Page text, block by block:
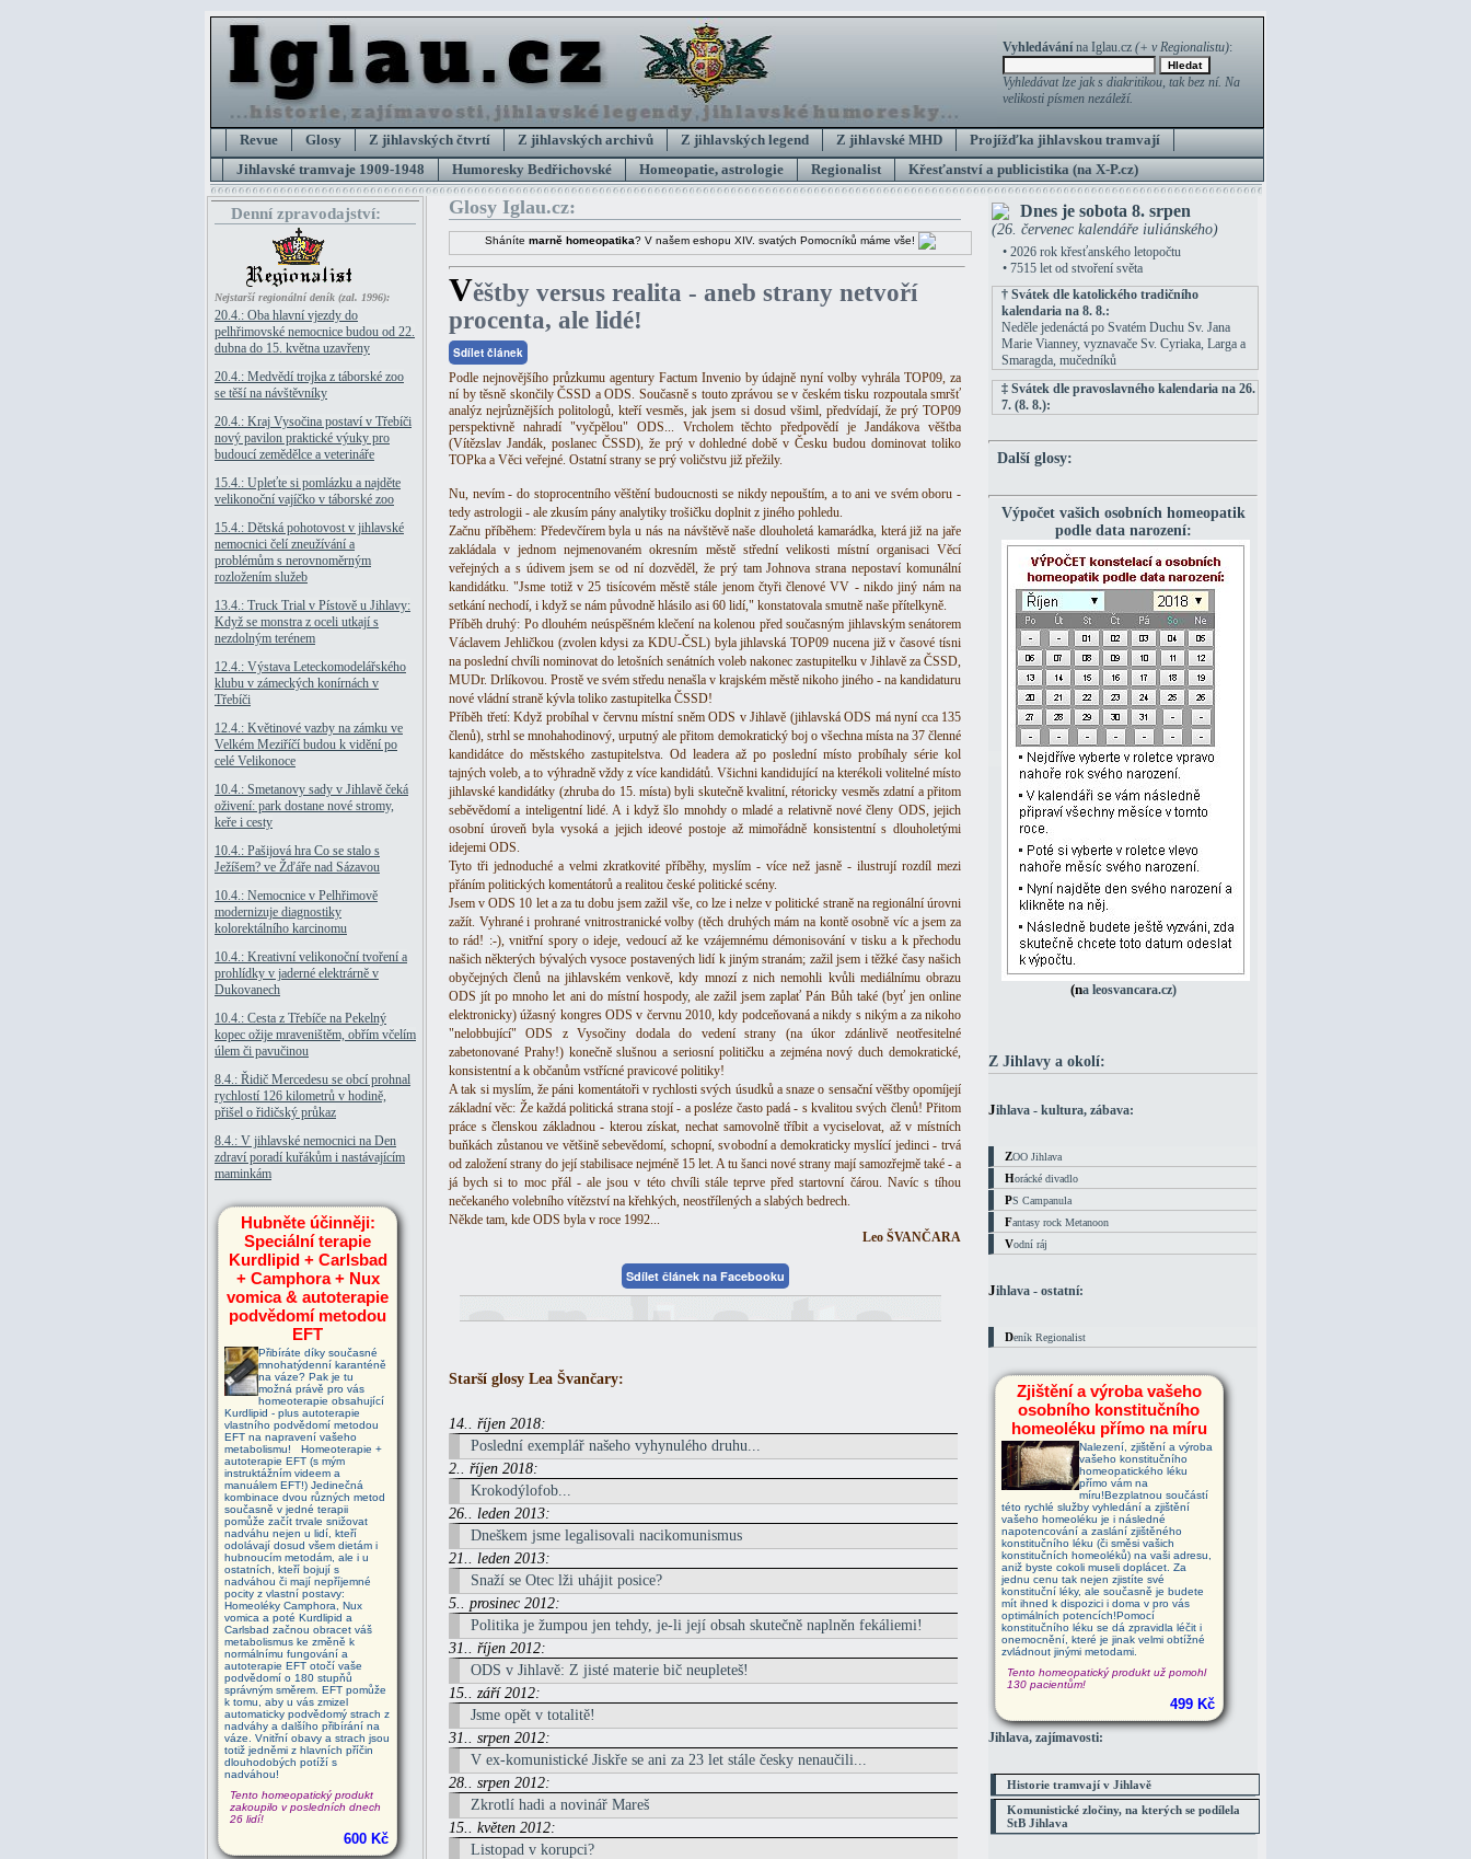
Vyhledávánína Iglau.cz (+ v Regionalistu):
Vyhledávat lze jak s diakritikou, tak bez ní. Na
velikosti písmen nezáleží.
Revue Glosy Z jihlavských čtvrtí Z jihlavských archivů Z jihlavských legend Z jihlavské MHD
Projížďka jihlavskou tramvají
Jihlavské tramvaje 1909-1948
Humoresky Bedřichovské Homeopatie, astrologie Regionalist Křesťanství a publicistika (na X-P.cz)
Denní zpravodajství:
Nejstarší regionální deník (zal. 1996):
20.4.: Oba hlavní vjezdy do
pelhřimovské nemocnice budou od 22.
dubna do 15. května uzavřeny
20.4.: Medvědí trojka z táborské zoo
se těší na návštěvníky
20.4.: Kraj Vysočina postaví v Třebíči
nový pavilon praktické výuky pro
budoucí zemědělce a veterináře
15.4.: Upleťte si pomlázku a najděte
velikonoční vajíčko v táborské zoo
15.4.: Dětská pohotovost v jihlavské
nemocnici čelí zneužívání a
problémům s nerovnoměrným
rozložením služeb
13.4.: Truck Trial v Pístově u Jihlavy:
Když se monstra z oceli utkají s
nezdolným terénem
12.4.: Výstava Leteckomodelářského
klubu v zámeckých konírnách v
Třebíči
12.4.: Květinové vazby na zámku ve
Velkém Meziříčí budou k vidění po
celé Velikonoce
10.4.: Smetanovy sady v Jihlavě čeká
oživení: park dostane nové stromy,
keře i cesty
10.4.: Pašijová hra Co se stalo s
Ježíšem? ve Žďáře nad Sázavou
10.4.: Nemocnice v Pelhřimově
modernizuje diagnostiky
kolorektálního karcinomu
10.4.: Kreativní velikonoční tvoření a
prohlídky v jaderné elektrárně v
Dukovanech
10.4.: Cesta z Třebíče na Pekelný
kopec ožije mraveništěm, obřím včelím
úlem či pavučinou
8.4.: Řidič Mercedesu se obcí prohnal
rychlostí 126 kilometrů v hodině,
přišel o řidičský průkaz
8.4.: V jihlavské nemocnici na Den
zdraví poradí kuřákům i nastávajícím
maminkám
Hubněte účinněji:
Speciální terapie
Kurdlipid + Carlsbad
+ Camphora + Nux
vomica & autoterapie
podvědomí metodou
EFT
Přibíráte díky současné
mnohatýdenní karanténě
na váze? Pak je tu
možná právě pro vás
homeoterapie obsahující
Kurdlipid - plus autoterapie
vlastního podvědomí metodou
EFT na napravení vašeho
metabolismu! Homeoterapie +
autoterapie EFT (s mým
instruktážním videem a
manuálem EFT!) Jedinečná
kombinace dvou různých metod
současně v jedné terapii
pomůže začít trvale snižovat
nadváhu nejen u lidí, kteří
odolávají dosud všem dietám i
hubnoucím metodám, ale i u
ostatních, kteří bojují s
nadváhou či mají nepříjemné
pocity z vlastní postavy:
Homeoléky Camphora, Nux
vomica a poté Kurdlipid a
Carlsbad začnou obracet váš
metabolismus ke změně k
normálnímu fungování a
autoterapie EFT otočí vaše
podvědomí o 180 stupňů
správným směrem. EFT pomůže
k tomu, aby u vás zmizel
automaticky podvědomý strach z
nadváhy a dalšího přibírání na
váze. Vnitřní obavy a strach jsou
totiž jedněmi z hlavních příčin
dlouhodobých potíží s
nadváhou!
Tento homeopatický produkt
zakoupilo v posledních dnech
26 lidí!
600 Kč
Glosy Iglau.cz:
Sháníte marně homeopatika? V našem eshopu XIV. svatých Pomocníků máme vše!
Věštby versus realita - aneb strany netvoří
procenta, ale lidé!
Sdílet článek
Podle nejnovějšího průzkumu agentury Factum Invenio by údajně nyní volby vyhrála TOP09, za
ní by těsně skončily ČSSD a ODS. Současně s touto zprávou se v českém tisku rozpoutala smršť
analýz nejrůznějších politologů, kteří vesměs, jak jsem si dosud všiml, předvídají, že prý TOP09
perspektivně nahradí "vyčpělou" ODS... Vrcholem těchto předpovědí je Jandákova věštba
(Vítězslav Jandák, poslanec ČSSD), že prý v dohledné době v Česku budou dominovat toliko
TOPka a Věci veřejné. Ostatní strany se prý voličstvu již přežily.
Nu, nevím - do stoprocentního věštění budoucnosti se nikdy nepouštím, a to ani ve svém oboru -
tedy astrologii - ale zkusím pány analytiky trošičku doplnit z jiného pohledu.
Začnu příběhem: Předevčírem byla u nás na návštěvě naše dlouholetá kamarádka, která již na jaře
zakládala v jednom nejmenovaném okresním městě střední velikosti místní organisaci Věcí
veřejných a s údivem jsem se od ní dozvěděl, že prý tam Johnova strana nepostaví komunální
kandidátku. "Jsme totiž v 25 tisícovém městě stále jenom čtyři členové VV - nikdo jiný nám na
setkání nechodí, i když se nám původně hlásilo asi 60 lidí," konstatovala smutně naše přítelkyně.
Příběh druhý: Po dlouhém neúspěšném klečení na kolenou před současným jihlavským senátorem
Václavem Jehličkou (zvolen kdysi za KDU-ČSL) byla jihlavská TOP09 nucena již v časové tísni
na poslední chvíli nominovat do letošních senátních voleb nakonec zastupitelku v Jihlavě za ČSSD,
MUDr. Drlíkovou. Prostě ve svém středu nenašla v krajském městě nikoho jiného - na kandidaturu
nové vládní straně kývla toliko zastupitelka ČSSD!
Příběh třetí: Když probíhal v červnu místní sněm ODS v Jihlavě (jihlavská ODS má nyní cca 135
členů), strhl se mnohahodinový, urputný ale přitom demokratický boj o všechna místa na 37 členné
kandidátce do městského zastupitelstva. Od leadera až po poslední místo probíhaly série kol
tajných voleb, a to výhradně vždy z více kandidátů. Všichni kandidující na kterékoli volitelné místo
jihlavské kandidátky (zhruba do 15. místa) byli skutečně kvalitní, rétoricky vesměs zdatní a přitom
seběvědomí a inteligentní lidé. A i když šlo mnohdy o mladé a relativně nové členy ODS, jejich
osobní úroveň byla vysoká a jejich ideové postoje až mimořádně konsistentní s dlouholetými
idejemi ODS.
Tyto tři jednoduché a velmi zkratkovité příběhy, myslím - více než jasně - ilustrují rozdíl mezi
přáním politických komentátorů a realitou české politické scény.
Jsem v ODS 10 let a za tu dobu jsem zažil vše, co lze i nelze v politické straně na regionální úrovni
zažít. Vyhrané i prohrané vnitrostranické volby (těch druhých mám na kontě osobně víc a jsem za
to rád! :-), vnitřní spory o ideje, vedoucí až ke vzájemnému démonisování v tisku a k přechodu
našich některých bývalých vysoce postavených lidí k jiným stranám; zažil jsem i těžké časy našich
obyčejných členů na jihlavském venkově, kdy mnozí z nich nemohli kvůli mediálnímu obrazu
ODS jít po mnoho let ani do místní hospody, ale zažil jsem zaplať Pán Bůh také (byť jen online
elektronicky) úžasný kongres ODS v červnu 2010, kdy podceňovaná a nikdy s nikým a za nikoho
"nelobbující" ODS z Vysočiny dodala do vedení strany (na úkor zdánlivě neotřesitelné
zabetonované Prahy!) konečně slušnou a seriosní političku a zejména nový duch demokratické,
konsistentní a k občanům vstřícné pravicové politiky!
A tak si myslím, že páni komentátoři v rychlosti svých úsudků a snaze o sensační věštby opomíjejí
základní věc: Že každá politická strana stojí - a posléze často padá - s kvalitou svých členů! Přitom
práce s členskou základnou - kterou získat, nechat samovolně tříbit a vyciselovat, až v místních
buňkách zůstanou ve většině sebevědomí, schopní, svobodní a demokraticky myslící jedinci - trvá
od založení strany do její stabilisace nejméně 15 let. A tu šanci nové strany mají samozřejmě také - a
já bych si to moc přál - ale jsou v této chvíli stále teprve před startovní čárou. Navíc s tíhou
nečekaného volebního vítězství na křehkých, neostřílených a slabých bedrech.
Někde tam, kde ODS byla v roce 1992...
Leo ŠVANČARA
Sdílet článek na Facebooku
Starší glosy Lea Švančary:
14.. říjen 2018:
Poslední exemplář našeho vyhynulého druhu...
2.. říjen 2018:
Krokodýlofob...
26.. leden 2013:
Dneškem jsme legalisovali nacikomunismus
21.. leden 2013:
Snaží se Otec lži uhájit posice?
5.. prosinec 2012:
Politika je žumpou jen tehdy, je-li její obsah skutečně naplněn fekáliemi!
31.. říjen 2012:
ODS v Jihlavě: Z jisté materie bič neupleteš!
15.. září 2012:
Jsme opět v totalitě!
31.. srpen 2012:
V ex-komunistické Jiskře se ani za 23 let stále česky nenaučili...
28.. srpen 2012:
Zkrotlí hadi a novinář Mareš
15.. květen 2012:
Listopad v korupci?
Dnes je sobota 8. srpen
(26. červenec kalendáře iuliánského)
• 2026 rok křesťanského letopočtu
• 7515 let od stvoření světa
† Svátek dle katolického tradičního
kalendaria na 8. 8.:
Neděle jedenáctá po Svatém Duchu Sv. Jana
Marie Vianney, vyznavače Sv. Cyriaka, Larga a
Smaragda, mučedníků
‡ Svátek dle pravoslavného kalendaria na 26.
7. (8. 8.):
Další glosy:
Výpočet vašich osobních homeopatik
podle data narození:
(na leosvancara.cz)
Z Jihlavy a okolí:
Jihlava - kultura, zábava:
ZOO Jihlava
Horácké divadlo
PS Campanula
Fantasy rock Metanoon
Vodní ráj
Jihlava - ostatní:
Deník Regionalist
Zjištění a výroba vašeho
osobního konstitučního
homeoléku přímo na míru
Nalezení, zjištění a výroba
vašeho konstitučního
homeopatického léku
přímo vám na
míru!Bezplatnou součástí
této rychlé služby vyhledání a zjištění
vašeho homeoléku je i následné
napotencování a zaslání zjištěného
konstitučního léku (či směsi vašich
konstitučních homeoléků) na vaši adresu,
aniž byste cokoli museli doplácet. Za
jednu cenu tak nejen zjistíte své
konstituční léky, ale současně je budete
mít ihned k dispozici i doma v pro vás
optimálních potencích!Pomocí
konstitučního léku se dá zpravidla léčit i
onemocnění, které je jinak velmi obtížné
zvládnout jinými metodami.
Tento homeopatický produkt už pomohl
130 pacientům!
499 Kč
Jihlava, zajímavosti:
Historie tramvají v Jihlavě
Komunistické zločiny, na kterých se podílela
StB Jihlava